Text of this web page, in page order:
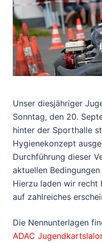
Unser diesjähriger
Sonntag, den 20.
hinter der Sporthalle
Hygienekonzept
Durchführung dieser
aktuellen
Hierzu laden wir recht
auf zahlreiches
Die Nennunterlagen
ADAC